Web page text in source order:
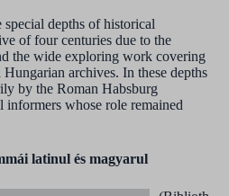
depths of historical
of four centuries due to the
the wide exploring work covering
archives. In these depths
by the Roman Habsburg
informers whose role remained
latinul és magyarul